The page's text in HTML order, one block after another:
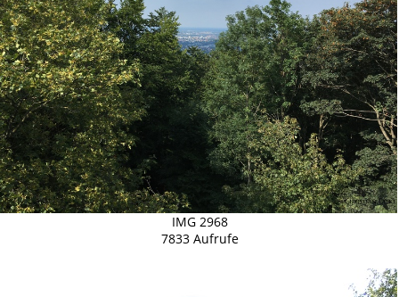
IMG 2968
7833 Aufrufe